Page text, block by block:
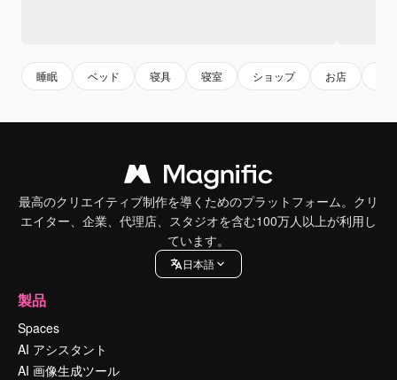
睡眠 ベッド 寝具 寝室 ショップ お店
最高のクリエイティブ制作を導くためのプラットフォーム。クリ
エイター、企業、代理店、スタジオを含む100万人以上が利用し
ています。
日本語
製品
Spaces
AI アシスタント
AI 画像生成ツール